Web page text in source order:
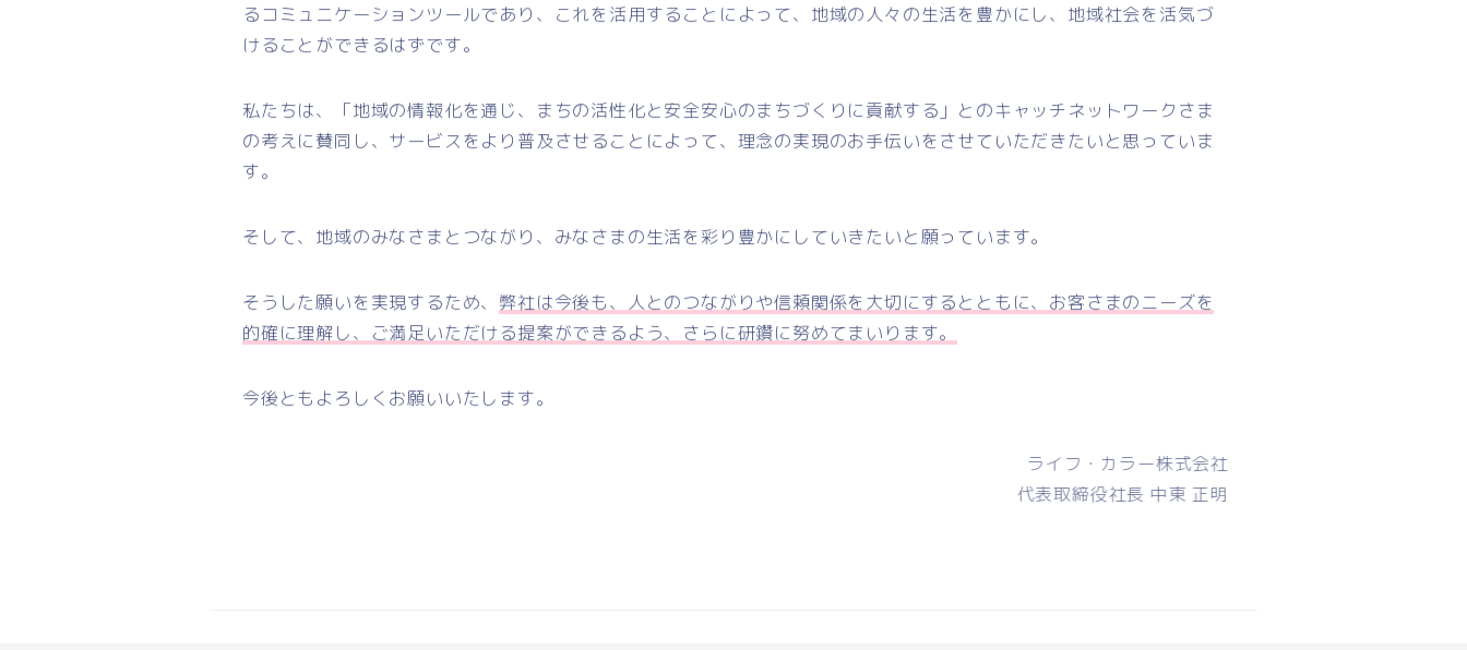
るコミュニケーションツールであり、これを活用することによって、地域の人々の生活を豊かにし、地域社会を活気づ
けることができるはずです。
私たちは、「地域の情報化を通じ、まちの活性化と安全安心のまちづくりに貢献する」とのキャッチネットワークさま
の考えに賛同し、サービスをより普及させることによって、理念の実現のお手伝いをさせていただきたいと思っていま
す。
そして、地域のみなさまとつながり、みなさまの生活を彩り豊かにしていきたいと願っています。
そうした願いを実現するため、 弊社は今後も、人とのつながりや信頼関係を大切にするとともに、お客さまのニーズを
的確に理解し、ご満足いただける提案ができるよう、さらに研鑽に努めてまいります。
今後ともよろしくお願いいたします。
ライフ・カラー株式会社
代表取締役社長 中東 正明